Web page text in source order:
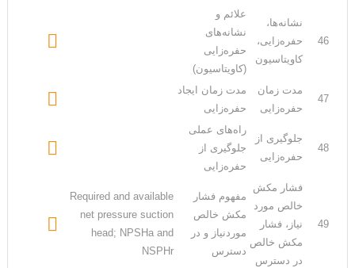
46
نشانه‌‌ها،
حفره‌زایی،
کاویتاسیون
علائم و
نشانه‌های
حفره‌زایی
(کاویتاسیون)

47
مدت زمان
حفره‌زایی
مدت زمان ایجاد
حفره‌زایی

48
جلوگیری از
حفره‌زایی
راه‌های عملی
جلوگیری از
حفره‌زایی

49
فشار مکش
خالص مورد
نیاز، فشار
مکش خالص
در دسترس
مفهوم فشار
مکش خالص
موردنیاز و در
دسترس
Required and available
net pressure suction
head; NPSHa and
NSPHr
